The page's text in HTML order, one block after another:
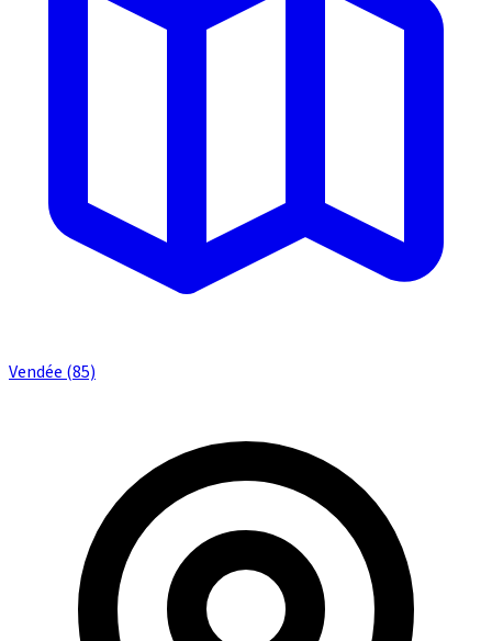
Vendée (85)